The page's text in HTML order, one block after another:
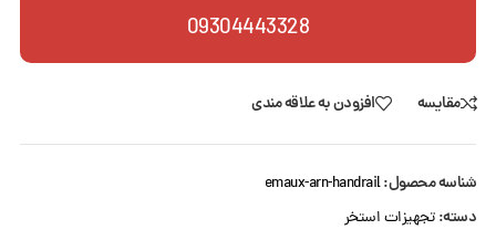
09304443328
مقایسه افزودن به علاقه مندی
شناسه محصول:emaux-arn-handrail
دسته: تجهیزات استخر